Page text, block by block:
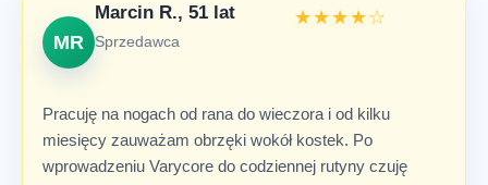
MR
Marcin R., 51 lat
Sprzedawca
★★★★☆
Pracuję na nogach od rana do wieczora i od kilku
miesięcy zauważam obrzęki wokół kostek. Po
wprowadzeniu Varycore do codziennej rutyny czuję